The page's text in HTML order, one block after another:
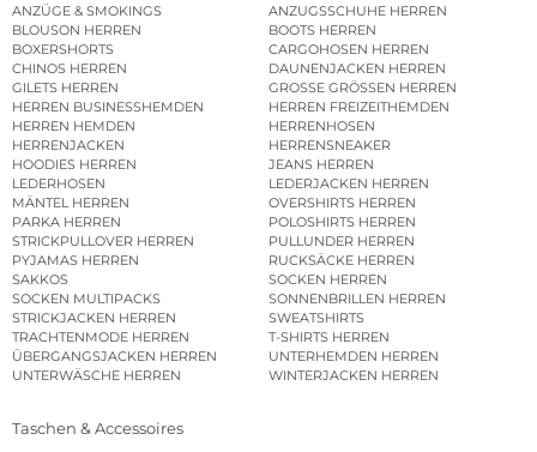
ANZÜGE & SMOKINGS
ANZUGSSCHUHE HERREN
BLOUSON HERREN
BOOTS HERREN
BOXERSHORTS
CARGOHOSEN HERREN
CHINOS HERREN
DAUNENJACKEN HERREN
GILETS HERREN
GROSSE GRÖSSEN HERREN
HERREN BUSINESSHEMDEN
HERREN FREIZEITHEMDEN
HERREN HEMDEN
HERRENHOSEN
HERRENJACKEN
HERRENSNEAKER
HOODIES HERREN
JEANS HERREN
LEDERHOSEN
LEDERJACKEN HERREN
MÄNTEL HERREN
OVERSHIRTS HERREN
PARKA HERREN
POLOSHIRTS HERREN
STRICKPULLOVER HERREN
PULLUNDER HERREN
PYJAMAS HERREN
RUCKSÄCKE HERREN
SAKKOS
SOCKEN HERREN
SOCKEN MULTIPACKS
SONNENBRILLEN HERREN
STRICKJACKEN HERREN
SWEATSHIRTS
TRACHTENMODE HERREN
T-SHIRTS HERREN
ÜBERGANGSJACKEN HERREN
UNTERHEMDEN HERREN
UNTERWÄSCHE HERREN
WINTERJACKEN HERREN
Taschen & Accessoires